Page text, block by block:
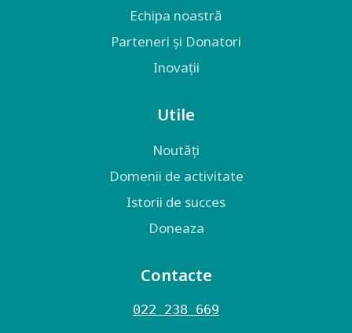
Echipa noastră
Parteneri și Donatori
Inovații
Utile
Noutăți
Domenii de activitate
Istorii de succes
Doneaza
Contacte
022 238 669